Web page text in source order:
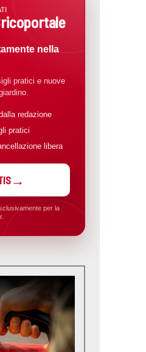
nella
pratici e nuove
redazione
pratici
libera
per la